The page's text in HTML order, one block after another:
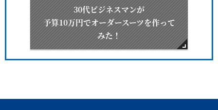
30代ビジネスマンが
予算10万円でオーダースーツを作って
みた！